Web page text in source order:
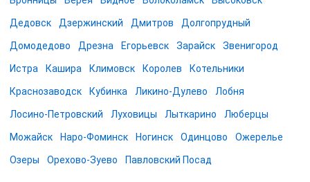
Дедовск Дзержинский Дмитров Долгопрудный
Домодедово Дрезна Егорьевск Зарайск Звенигород
Истра Кашира Климовск Королев Котельники
Краснозаводск Кубинка Ликино-Дулево Лобня
Лосино-Петровский Луховицы Лыткарино Люберцы
Можайск Наро-Фоминск Ногинск Одинцово Ожерелье
Озеры Орехово-Зуево Павловский Посад